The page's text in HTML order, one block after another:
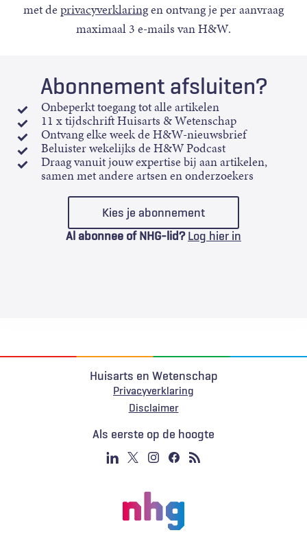
met deprivacyverklaringen ontvang je per aanvraag
maximaal 3 e-mails van H&W.
Abonnement afsluiten?
Onbeperkt toegang tot alle artikelen
11 x tijdschrift Huisarts & Wetenschap
Ontvang elke week de H&W-nieuwsbrief
Beluister wekelijks de H&W Podcast
Draag vanuit jouw expertise bij aan artikelen,
samen met andere artsen en onderzoekers
Kies je abonnement
Al abonnee of NHG-lid? Log hier in
Huisarts en Wetenschap
Privacyverklaring
Voet
Disclaimer
Als eerste op de hoogte